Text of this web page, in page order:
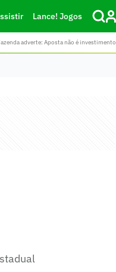
Lance! Jogos
adverte: Aposta não é investimento